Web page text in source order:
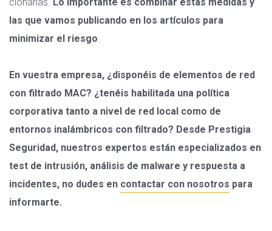
las que vamos publicando en los artículos para
minimizar el riesgo.
En vuestra empresa, ¿disponéis de elementos de red
con filtrado MAC? ¿tenéis habilitada una política
corporativa tanto a nivel de red local como de
entornos inalámbricos con filtrado? Desde Prestigia
Seguridad, nuestros expertos están especializados en
test de intrusión, análisis de malware y respuesta a
incidentes, no dudes en contactar con nosotros para
informarte.